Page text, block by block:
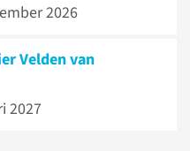
2026
Velden van
2027